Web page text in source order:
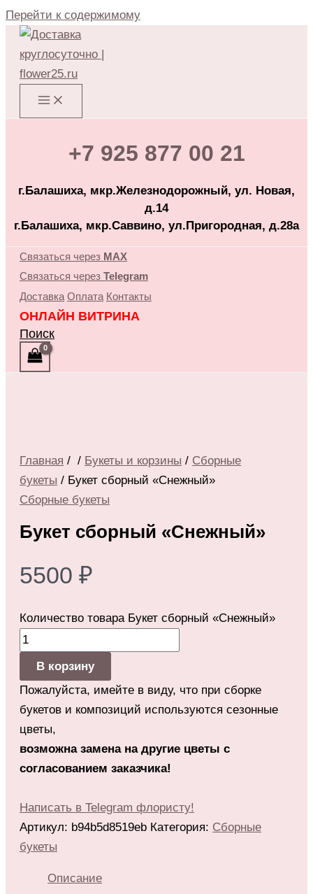
Перейти к содержимому
+7 925 877 00 21
г.Балашиха, мкр.Железнодорожный, ул. Новая,
д.14
г.Балашиха, мкр.Саввино, ул.Пригородная, д.28а
Связаться через MAX
Связаться через Telegram
Доставка Оплата Контакты
ОНЛАЙН ВИТРИНА
Поиск
Главная / / Букеты и корзины / Сборные
букеты / Букет сборный «Снежный»
Сборные букеты
Букет сборный «Снежный»
5500 ₽
Количество товара Букет сборный «Снежный»
В корзину
Пожалуйста, имейте в виду, что при сборке
букетов и композиций используются сезонные
цветы,
возможна замена на другие цветы с
согласованием заказчика!
Написать в Telegram флористу!
Артикул: b94b5d8519eb Категория: Сборные
букеты
Описание